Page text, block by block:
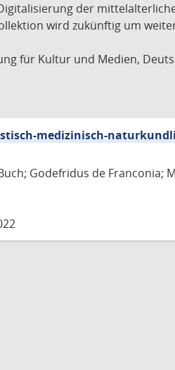
der
wird zukünftig um
für Kultur und Medien,
medizinisch-
Godefridus de